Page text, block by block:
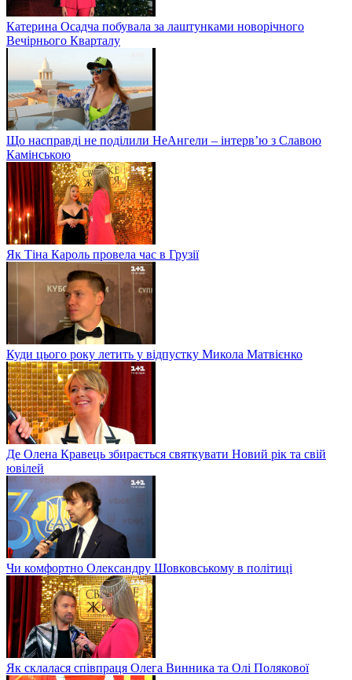
Катерина Осадча побувала за лаштунками новорічного
Вечірнього Кварталу
Що насправді не поділили НеАнгели – інтерв’ю з Славою
Камінською
Як Тіна Кароль провела час в Грузії
Куди цього року летить у відпустку Микола Матвієнко
Де Олена Кравець збирається святкувати Новий рік та свій
ювілей
Чи комфортно Олександру Шовковському в політиці
Як склалася співпраця Олега Винника та Олі Полякової